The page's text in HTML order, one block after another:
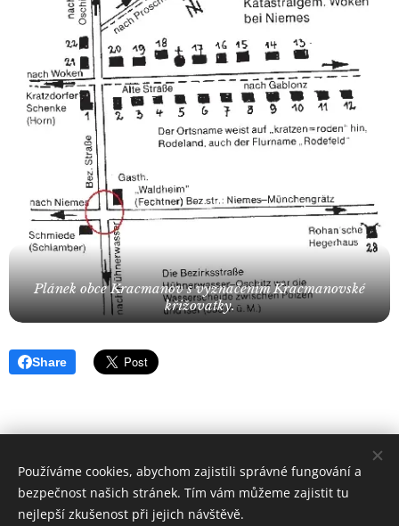
Plánek obce Kracmanov s vyznačením Kracmanovské
křižovatky.
Share
Geopark Ralsko o.p.s. 2018 | Všechna práva vyhrazena
Cookies
Používáme cookies, abychom zajistili správné fungování a
bezpečnost našich stránek. Tím vám můžeme zajistit tu
nejlepší zkušenost při jejich návštěvě.